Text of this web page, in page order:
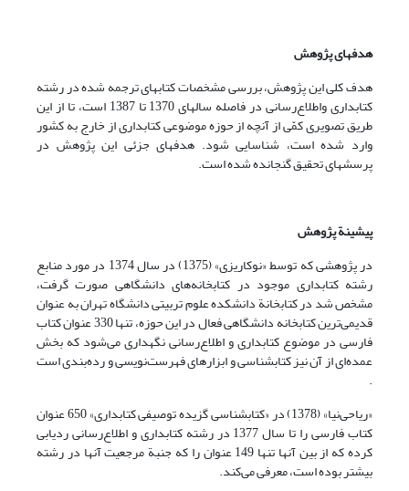
هدفهای پژوهش
هدف کلی این پژوهش، بررسی مشخصات کتابهای ترجمه شده در رشته
کتابداری واطلاع‌رسانی در فاصله سالهای 1370 تا 1387 است، تا از این
طریق تصویری کمّی از آنچه از حوزه موضوعی کتابداری از خارج به کشور
وارد شده است، شناسایی شود. هدفهای جزئی این پژوهش در
پرسشهای تحقیق گنجانده شده است.
پیشینة پژوهش
در پژوهشی که توسط «نوکاریزی» (1375) در سال 1374 در مورد منابع
رشته کتابداری موجود در کتابخانه‌های دانشگاهی صورت گرفت،
مشخص شد در کتابخانة دانشکده علوم تربیتی دانشگاه تهران به عنوان
قدیمی‌ترین کتابخانه دانشگاهی فعال در این حوزه، تنها 330 عنوان کتاب
فارسی در موضوع کتابداری و اطلاع‌رسانی نگهداری می‌شود که بخش
عمده‌ای از آن نیز کتابشناسی و ابزارهای فهرست‌نویسی و رده‌بندی است
.
«ریاحی‌نیا» (1378) در «کتابشناسی گزیده توصیفی کتابداری» 650 عنوان
کتاب فارسی را تا سال 1377 در رشته کتابداری و اطلاع‌رسانی ردیابی
کرده که از بین آنها تنها 149 عنوان را که جنبة مرجعیت آنها در رشته
بیشتر بوده است، معرفی می‌کند.